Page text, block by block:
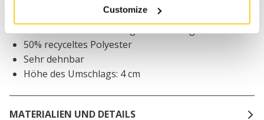
Customize
50% recyceltes Polyester
Sehr dehnbar
Höhe des Umschlags: 4 cm
MATERIALIEN UND DETAILS